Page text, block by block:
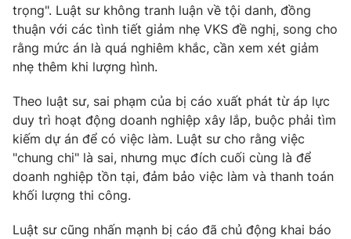
THỜI BÁO VTV
Theo dõi báo trên
Cơ quan chủ quản:Đài Truyền hình Việt Nam
Cơ quan báo chí:Thời báo VTV
Giấy phép hoạt động báo in và báo điện tử số 483/GP-BTTTT
cấp ngày 29/12/2023
Tổng Biên tập: Vũ Thanh Thủy
trọng". Luật sư không tranh luận về tội danh, đồng
thuận với các tình tiết giảm nhẹ VKS đề nghị, song cho
rằng mức án là quá nghiêm khắc, cần xem xét giảm
nhẹ thêm khi lượng hình.
Theo luật sư, sai phạm của bị cáo xuất phát từ áp lực
duy trì hoạt động doanh nghiệp xây lắp, buộc phải tìm
kiếm dự án để có việc làm. Luật sư cho rằng việc
"chung chi" là sai, nhưng mục đích cuối cùng là để
doanh nghiệp tồn tại, đảm bảo việc làm và thanh toán
khối lượng thi công.
Luật sư cũng nhấn mạnh bị cáo đã chủ động khai báo